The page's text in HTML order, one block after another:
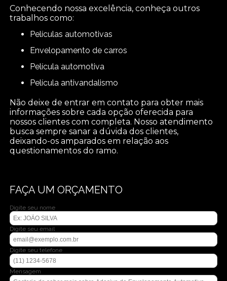
Conhecendo nossa excelência, conheça outros
trabalhos como:
películas automotivas
envelopamento de carros
película automotiva
película antivandalismo
Não deixe de entrar em contato para obter mais
informações sobre cada opção oferecida para
nossos clientes com completa. Nosso atendimento
busca sempre sanar a dúvida dos clientes,
deixando-os amparados em relação aos
questionamentos do ramo.
FAÇA UM ORÇAMENTO
Digite seu nome
Digite seu email
Digite seu telefone
Mensagem